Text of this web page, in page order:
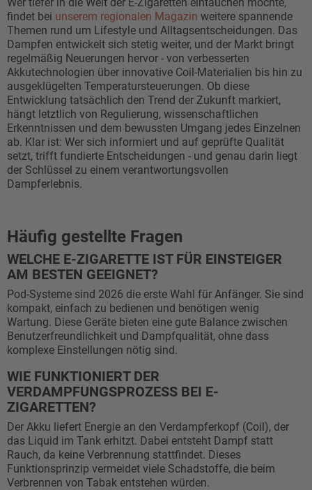
findet bei unserem regionalen Magazin weitere spannende
Themen rund um Lifestyle und Alltagsentscheidungen. Das
Dampfen entwickelt sich stetig weiter, und der Markt bringt
regelmäßig Neuerungen hervor - von verbesserten
Akkutechnologien über innovative Coil-Materialien bis hin zu
ausgeklügelten Temperatursteuerungen. Ob diese
Entwicklung tatsächlich den Trend der Zukunft markiert,
hängt letztlich von Regulierung, wissenschaftlichen
Erkenntnissen und dem bewussten Umgang jedes Einzelnen
ab. Klar ist: Wer sich informiert und auf geprüfte Qualität
setzt, trifft fundierte Entscheidungen - und genau darin liegt
der Schlüssel zu einem verantwortungsvollen
Dampferlebnis.
Häufig gestellte Fragen
WELCHE E-ZIGARETTE IST FÜR EINSTEIGER
AM BESTEN GEEIGNET?
Pod-Systeme sind 2026 die erste Wahl für Anfänger. Sie sind
kompakt, einfach zu bedienen und benötigen wenig
Wartung. Diese Geräte bieten eine gute Balance zwischen
Benutzerfreundlichkeit und Dampfqualität, ohne dass
komplexe Einstellungen nötig sind.
WIE FUNKTIONIERT DER
VERDAMPFUNGSPROZESS BEI E-
ZIGARETTEN?
Der Akku liefert Energie an den Verdampferkopf (Coil), der
das Liquid im Tank erhitzt. Dabei entsteht Dampf statt
Rauch, da keine Verbrennung stattfindet. Dieses
Funktionsprinzip vermeidet viele Schadstoffe, die beim
Verbrennen von Tabak entstehen würden.